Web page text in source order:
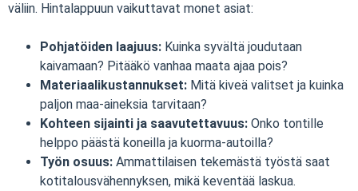
väliin. Hintalappuun vaikuttavat monet asiat:
Pohjatöiden laajuus: Kuinka syvältä joudutaan
kaivamaan? Pitääkö vanhaa maata ajaa pois?
Materiaalikustannukset: Mitä kiveä valitset ja kuinka
paljon maa-aineksia tarvitaan?
Kohteen sijainti ja saavutettavuus: Onko tontille
helppo päästä koneilla ja kuorma-autoilla?
Työn osuus: Ammattilaisen tekemästä työstä saat
kotitalousvähennyksen, mikä keventää laskua.